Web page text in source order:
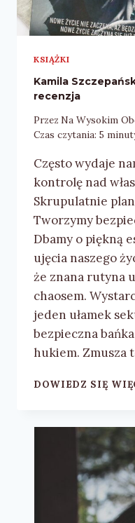
KSIĄŻKI
Kamila
recenzja
Przez Na Wysokim
Czas czytania: 5
Często wydaje
kontrolę nad
Skrupulatnie
Tworzymy
Dbamy o piękną
ujęcia naszego
że znana rutyna
chaosem.
jeden ułamek
bezpieczna
hukiem. Zmusza
DOWIEDZ SIĘ